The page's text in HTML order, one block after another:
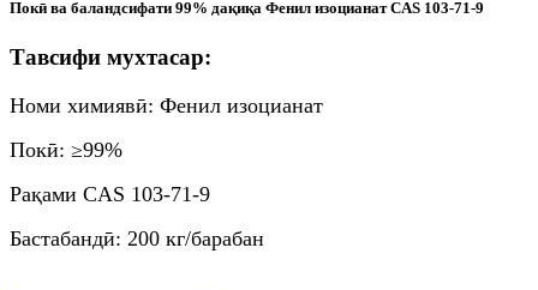
Покӣ ва баландсифати 99% дақиқа Фенил изоцианат CAS 103-71-9
Тавсифи мухтасар:
Номи химиявӣ: Фенил изоцианат
Покӣ: ≥99%
Рақами CAS 103-71-9
Бастабандӣ: 200 кг/барабан